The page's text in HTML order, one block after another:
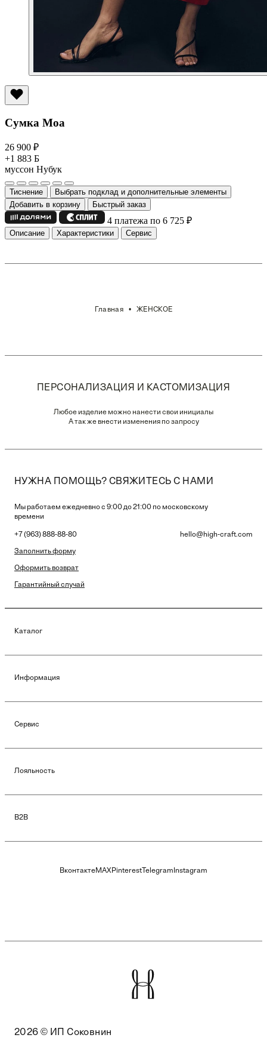
Сумка Moa
26 900 ₽
+1 883 Б
муссон Нубук
Тиснение
Выбрать подклад и дополнительные элементы
Добавить в корзину
Быстрый заказ
4 платежа по 6 725 ₽
Описание Характеристики Сервис
Главная ЖЕНСКОЕ
ПЕРСОНАЛИЗАЦИЯ И КАСТОМИЗАЦИЯ
Любое изделие можно нанести свои инициалы
А так же внести изменения по запросу
НУЖНА ПОМОЩЬ? СВЯЖИТЕСЬ С НАМИ
Мы работаем ежедневно с 9:00 до 21:00 по московскому
времени
+7 (963) 888-88-80 hello@high-craft.com
Заполнить форму
Оформить возврат
Гарантийный случай
Каталог
Информация
Сервис
Лояльность
B2B
ВконтактеMAXPinterest TelegramInstagram
2026 © ИП Соковнин